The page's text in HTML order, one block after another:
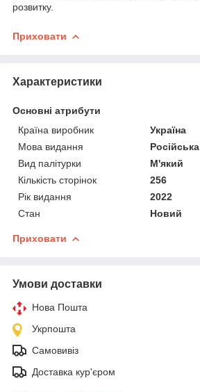
розвитку.
Приховати
Характеристики
Основні атрибути
Країна виробник
Україна
Мова видання
Російська
Вид палітурки
М'який
Кількість сторінок
256
Рік видання
2022
Стан
Новий
Приховати
Умови доставки
Нова Пошта
Укрпошта
Самовивіз
Доставка кур'єром